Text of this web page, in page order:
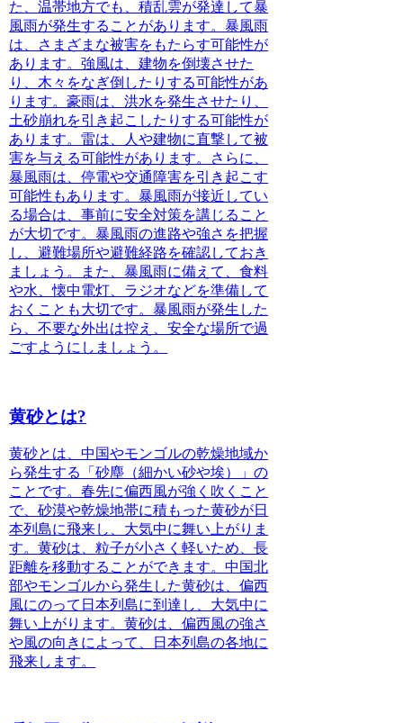
た、温帯地方でも、積乱雲が発達して暴
風雨が発生することがあります。暴風雨
は、さまざまな被害をもたらす可能性が
あります。強風は、建物を倒壊させた
り、木々をなぎ倒したりする可能性があ
ります。豪雨は、洪水を発生させたり、
土砂崩れを引き起こしたりする可能性が
あります。雷は、人や建物に直撃して被
害を与える可能性があります。さらに、
暴風雨は、停電や交通障害を引き起こす
可能性もあります。暴風雨が接近してい
る場合は、事前に安全対策を講じること
が大切です。暴風雨の進路や強さを把握
し、避難場所や避難経路を確認しておき
ましょう。また、暴風雨に備えて、食料
や水、懐中電灯、ラジオなどを準備して
おくことも大切です。暴風雨が発生した
ら、不要な外出は控え、安全な場所で過
ごすようにしましょう。
黄砂とは?
黄砂とは、中国やモンゴルの乾燥地域か
ら発生する「砂塵（細かい砂や埃）」の
ことです。春先に偏西風が強く吹くこと
で、砂漠や乾燥地帯に積もった黄砂が日
本列島に飛来し、大気中に舞い上がりま
す。黄砂は、粒子が小さく軽いため、長
距離を移動することができます。中国北
部やモンゴルから発生した黄砂は、偏西
風にのって日本列島に到達し、大気中に
舞い上がります。黄砂は、偏西風の強さ
や風の向きによって、日本列島の各地に
飛来します。